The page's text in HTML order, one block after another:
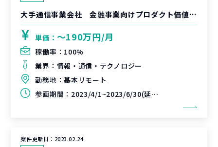
大手通信事業会社 金融事業向けプロダクト価値向上FB支援
単価： 〜190万円/月
稼働率： 100%
業界： 情報・通信・テクノロジー
勤務地：基本リモート
参画期間： 2023/4/1~2023/6/30(延長可能性あり)
案件更新日： 2023.02.24